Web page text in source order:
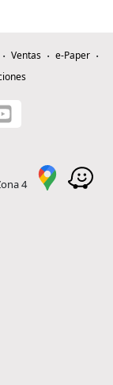
Ventas
e-Paper
4